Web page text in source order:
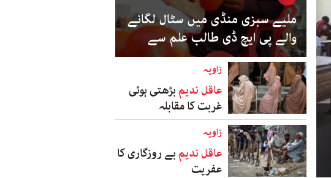
ملیے سبزی منڈی میں سٹال لگانے
والے پی ایچ ڈی طالب علم سے
زاویہ
عاقل ندیمبڑھتی ہوئی
غربت کا مقابلہ
زاویہ
عاقل ندیمبے روزگاری کا
عفریت